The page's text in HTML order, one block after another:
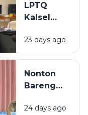
LPTQ
Kalsel
Gembleng
Kafilah
MTQ
Nasional
23 days ago
Nonton
Bareng
Dunia 2026
24 days ago